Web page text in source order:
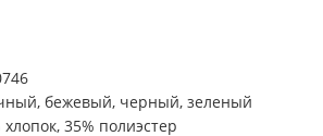
бежевый, черный, зеленый
хлопок, 35% полиэстер